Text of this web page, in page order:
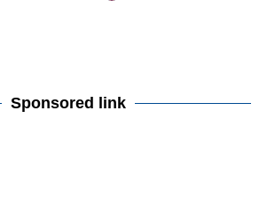
Sponsored link